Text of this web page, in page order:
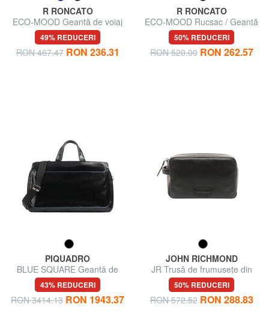
R RONCATO
ECO-MOOD Geantă de voiaj
cu roți
49% REDUCERI
RON 467.47 RON 236.31
R RONCATO
ECO-MOOD Rucsac / Geantă
de voiaj
50% REDUCERI
RON 520.00 RON 262.57
PIQUADRO
BLUE SQUARE Geantă de
voiaj din piele
43% REDUCERI
RON 3414.13 RON 1943.37
JOHN RICHMOND
JR Trusă de frumusețe din
piele
50% REDUCERI
RON 572.52 RON 288.83